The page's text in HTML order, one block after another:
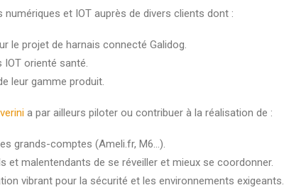
et IOT auprès de divers clients dont :
le projet de harnais connecté Galidog.
orienté santé.
leur gamme produit.
a par ailleurs piloter ou contribuer à la réalisation de :
grands-comptes (Ameli.fr, M6…).
et malentendants de se réveiller et mieux se coordonner.
vibrant pour la sécurité et les environnements exigeants.